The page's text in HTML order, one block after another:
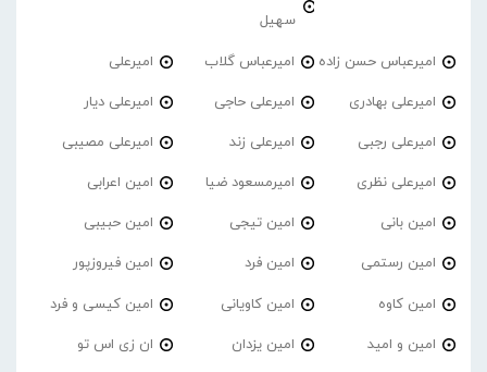
سهیل
امیرعباس حسن زاده امیرعباس گلاب امیرعلی
امیرعلی بهادری امیرعلی حاجی امیرعلی دیار
امیرعلی رجبی امیرعلی زند امیرعلی مصیبی
امیرعلی نظری امیرمسعود ضیا امین اعرابی
امین بانی امین تیجی امین حبیبی
امین رستمی امین فرد امین فیروزپور
امین کاوه امین کاویانی امین کیسی و فرد
امین و امید امین یزدان ان زی اس تو